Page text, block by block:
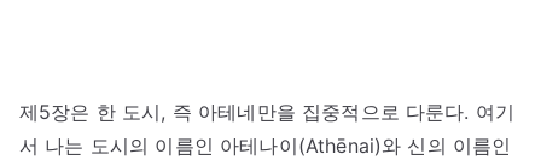
제5장은 한 도시, 즉 아테네만을 집중적으로 다룬다. 여기
서 나는 도시의 이름인 아테나이(Athēnai)와 신의 이름인